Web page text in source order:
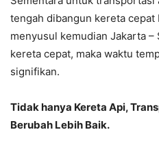
tengah dibangun kereta cepat
menyusul kemudian Jakarta –
kereta cepat, maka waktu
signifikan.
Tidak hanya Kereta Api,
Berubah Lebih Baik.